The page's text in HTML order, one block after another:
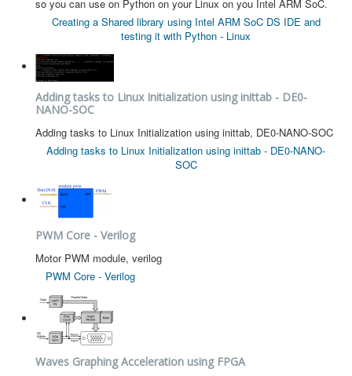
so you can use on Python on your Linux on you Intel ARM SoC.
Creating a Shared library using Intel ARM SoC DS IDE and
testing it with Python - Linux
Adding tasks to Linux Initialization using inittab - DE0-
NANO-SOC
Adding tasks to Linux Initialization using inittab, DE0-NANO-SOC
Adding tasks to Linux Initialization using inittab - DE0-NANO-
SOC
PWM Core - Verilog
Motor PWM module, verilog
PWM Core - Verilog
Waves Graphing Acceleration using FPGA